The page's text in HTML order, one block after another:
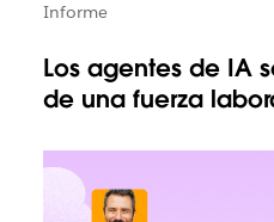
Informe
Los agentes de IA
de una fuerza